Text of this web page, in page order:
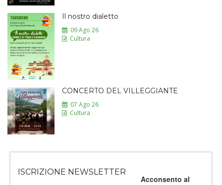
Il nostro dialetto
09 Ago 26
Cultura
CONCERTO DEL VILLEGGIANTE
07 Ago 26
Cultura
ISCRIZIONE NEWSLETTER
Acconsento al